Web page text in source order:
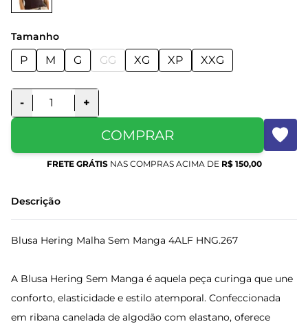
Tamanho
P M G GG XG XP XXG
- +
COMPRAR
FRETE GRÁTISNAS COMPRAS ACIMA DE R$ 150,00
Descrição
Blusa Hering Malha Sem Manga 4ALF HNG.267
A Blusa Hering Sem Manga é aquela peça curinga que une
conforto, elasticidade e estilo atemporal. Confeccionada
em ribana canelada de algodão com elastano, oferece